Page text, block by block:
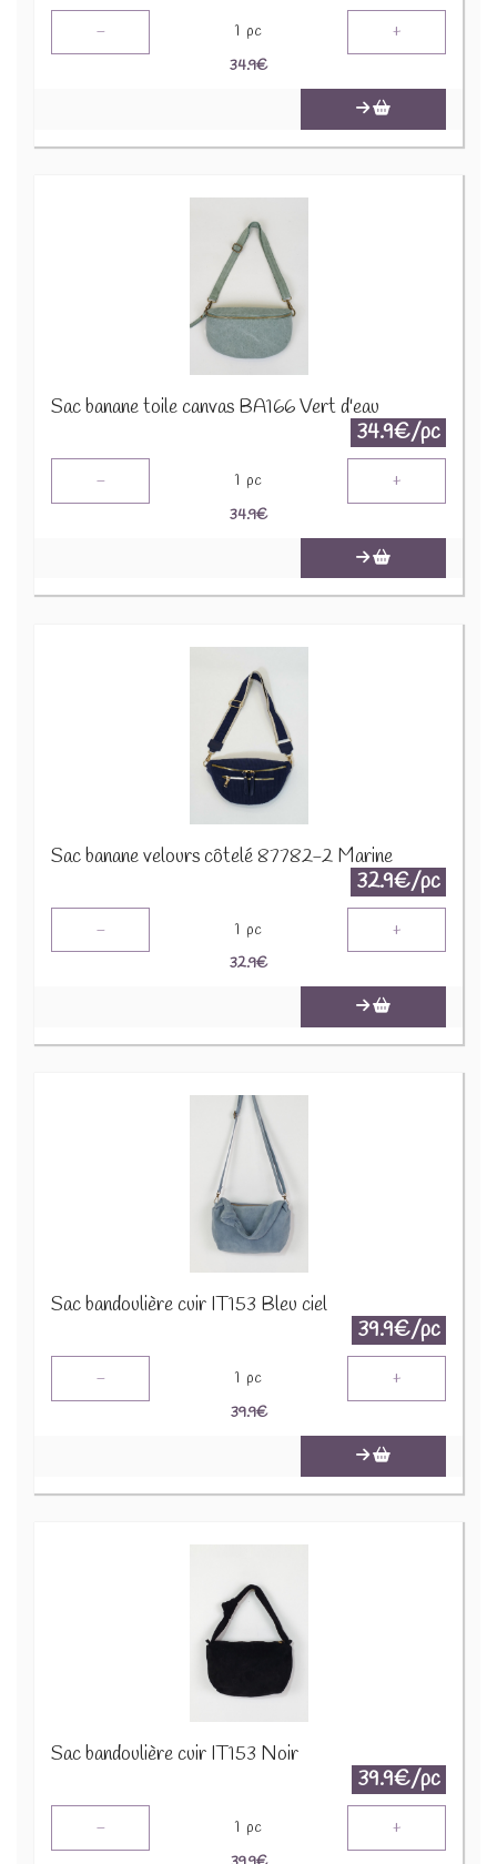
- 1 pc +
34.9€
Sac banane toile canvas BA166 Vert d'eau
34.9€/pc
- 1 pc +
34.9€
Sac banane velours côtelé 87782-2 Marine
32.9€/pc
- 1 pc +
32.9€
Sac bandoulière cuir IT153 Bleu ciel
39.9€/pc
- 1 pc +
39.9€
Sac bandoulière cuir IT153 Noir
39.9€/pc
- 1 pc +